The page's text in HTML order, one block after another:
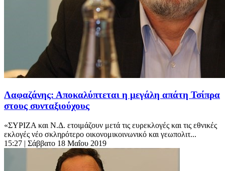
Λαφαζάνης: Αποκαλύπτεται η μεγάλη απάτη Τσίπρα
στους συνταξιούχους
«ΣΥΡΙΖΑ και Ν.Δ. ετοιμάζουν μετά τις ευρεκλογές και τις εθνικές
εκλογές νέο σκληρότερο οικονομικοινωνικό και γεωπολιτ...
15:27 | Σάββατο 18 Μαΐου 2019